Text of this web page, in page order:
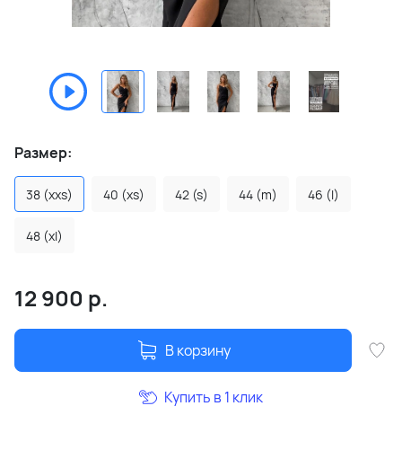
Размер:
38 (xxs) 40 (xs) 42 (s) 44 (m) 46 (l)
48 (xl)
12 900 р.
В корзину
Купить в 1 клик